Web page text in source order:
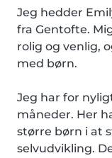
Jeg hedder
fra Gentofte.
rolig og venlig,
med børn.
Jeg har for
måneder. Her
større børn i at
selvudvikling.